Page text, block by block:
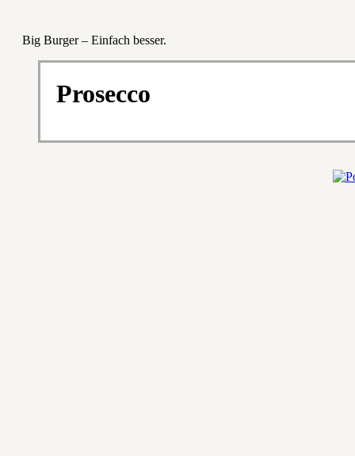
Big Burger – Einfach besser.
Prosecco